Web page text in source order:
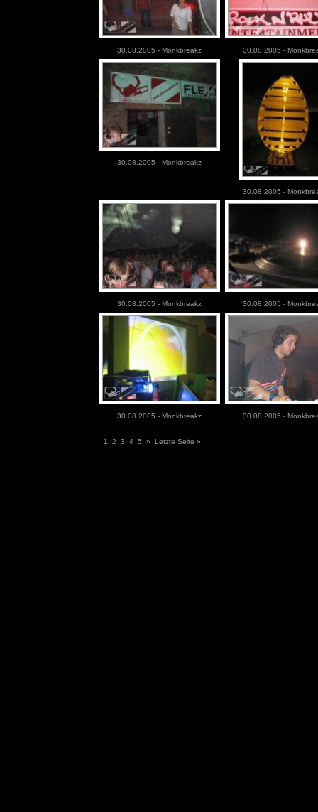
30.08.2005 - Monkbreakz 30.08.2005 -
30.08.2005 - Monkbreakz
30.08.2005 -
30.08.2005 - Monkbreakz 30.08.2005 -
30.08.2005 - Monkbreakz 30.08.2005 -
1 2 3 4 5 » Letzte Seite »